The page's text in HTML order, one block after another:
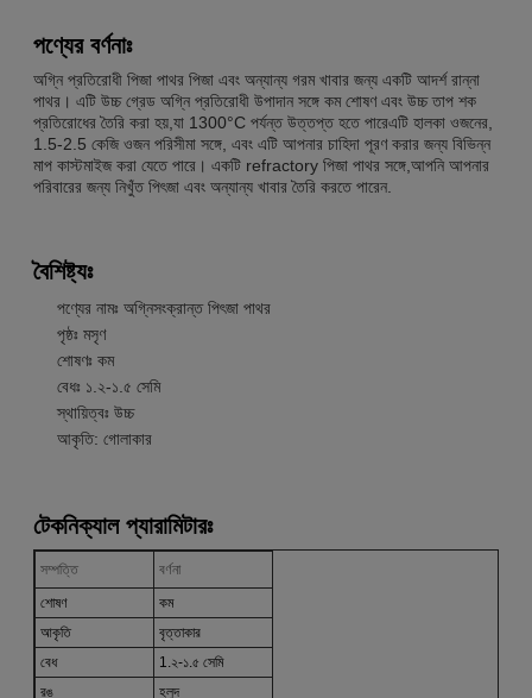
পণ্যের বর্ণনাঃ
অগ্নি প্রতিরোধী পিজা পাথর পিজা এবং অন্যান্য গরম খাবার জন্য একটি আদর্শ রান্না
পাথর। এটি উচ্চ গ্রেড অগ্নি প্রতিরোধী উপাদান সঙ্গে কম শোষণ এবং উচ্চ তাপ শক
প্রতিরোধের তৈরি করা হয়,যা 1300°C পর্যন্ত উত্তপ্ত হতে পারেএটি হালকা ওজনের,
1.5-2.5 কেজি ওজন পরিসীমা সঙ্গে, এবং এটি আপনার চাহিদা পূরণ করার জন্য বিভিন্ন
মাপ কাস্টমাইজ করা যেতে পারে। একটি refractory পিজা পাথর সঙ্গে,আপনি আপনার
পরিবারের জন্য নিখুঁত পিৎজা এবং অন্যান্য খাবার তৈরি করতে পারেন.
বৈশিষ্ট্যঃ
পণ্যের নামঃ অগ্নিসংক্রান্ত পিৎজা পাথর
পৃষ্ঠঃ মসৃণ
শোষণঃ কম
বেধঃ ১.২-১.৫ সেমি
স্থায়িত্বঃ উচ্চ
আকৃতি: গোলাকার
টেকনিক্যাল প্যারামিটারঃ
সম্পত্তি
বর্ণনা
শোষণ
কম
আকৃতি
বৃত্তাকার
বেধ
1.২-১.৫ সেমি
রঙ
হলুদ